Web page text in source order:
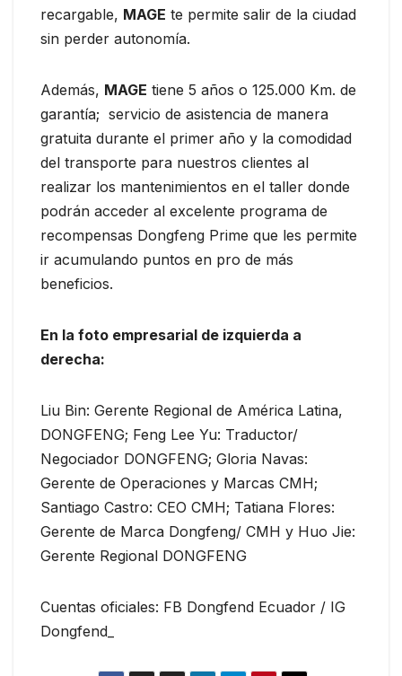
recargable, MAGE te permite salir de la ciudad
sin perder autonomía.
Además, MAGE tiene 5 años o 125.000 Km. de
garantía; servicio de asistencia de manera
gratuita durante el primer año y la comodidad
del transporte para nuestros clientes al
realizar los mantenimientos en el taller donde
podrán acceder al excelente programa de
recompensas Dongfeng Prime que les permite
ir acumulando puntos en pro de más
beneficios.
En la foto empresarial de izquierda a
derecha:
Liu Bin: Gerente Regional de América Latina,
DONGFENG; Feng Lee Yu: Traductor/
Negociador DONGFENG; Gloria Navas:
Gerente de Operaciones y Marcas CMH;
Santiago Castro: CEO CMH; Tatiana Flores:
Gerente de Marca Dongfeng/ CMH y Huo Jie:
Gerente Regional DONGFENG
Cuentas oficiales: FB Dongfend Ecuador / IG
Dongfend_